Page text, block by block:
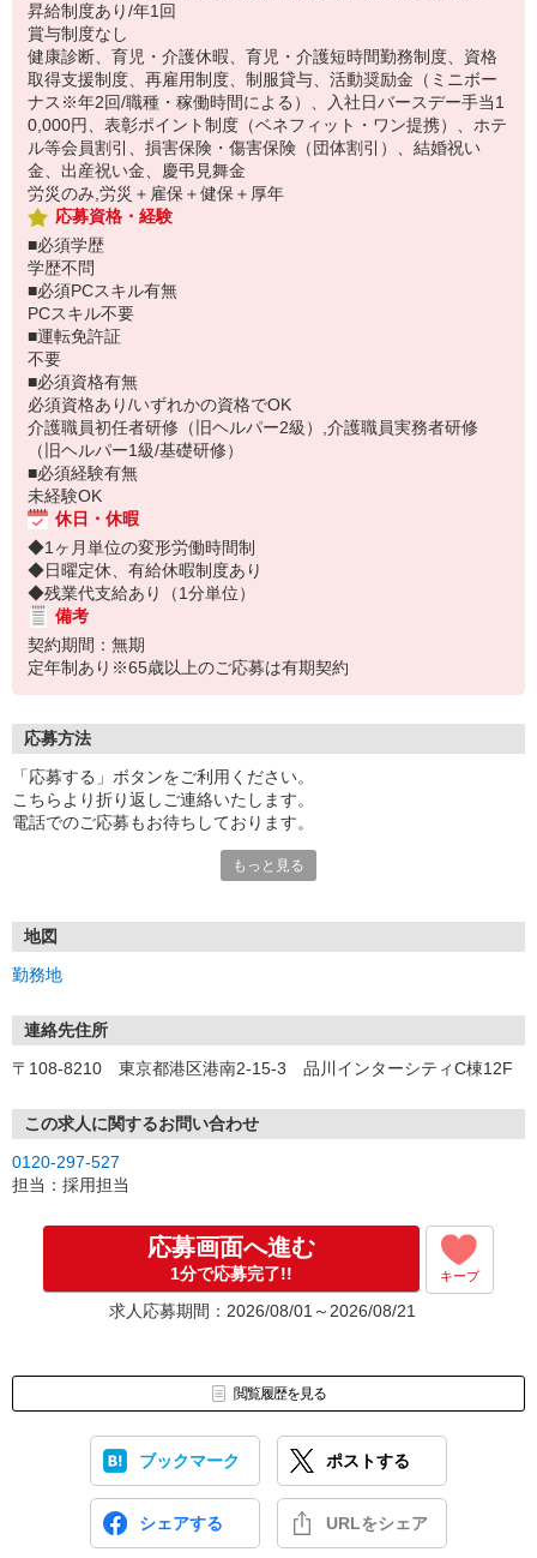
昇給制度あり/年1回
賞与制度なし
健康診断、育児・介護休暇、育児・介護短時間勤務制度、資格
取得支援制度、再雇用制度、制服貸与、活動奨励金（ミニボー
ナス※年2回/職種・稼働時間による）、入社日バースデー手当1
0,000円、表彰ポイント制度（ベネフィット・ワン提携）、ホテ
ル等会員割引、損害保険・傷害保険（団体割引）、結婚祝い
金、出産祝い金、慶弔見舞金
労災のみ,労災＋雇保＋健保＋厚年
応募資格・経験
■必須学歴
学歴不問
■必須PCスキル有無
PCスキル不要
■運転免許証
不要
■必須資格有無
必須資格あり/いずれかの資格でOK
介護職員初任者研修（旧ヘルパー2級）,介護職員実務者研修
（旧ヘルパー1級/基礎研修）
■必須経験有無
未経験OK
休日・休暇
◆1ヶ月単位の変形労働時間制
◆日曜定休、有給休暇制度あり
◆残業代支給あり（1分単位）
備考
契約期間：無期
定年制あり※65歳以上のご応募は有期契約
応募方法
「応募する」ボタンをご利用ください。
こちらより折り返しご連絡いたします。
電話でのご応募もお待ちしております。
ご提出いただいた応募書類は、返却いたしませんので予めご了承く
ソラストでは以下の対策を行っています
・常時マスクの着用
・手洗いうがい、検温、アルコール消毒の徹底
・定期的な換気など
もっと見る
地図
勤務地
連絡先住所
〒108-8210 東京都港区港南2-15-3 品川インターシティC棟12F
この求人に関するお問い合わせ
0120-297-527
担当：採用担当
応募画面へ進む
1分で応募完了!! キープ
求人応募期間：2026/08/01～2026/08/21
閲覧履歴を見る
ブックマーク ポストする
シェアする URLをシェア